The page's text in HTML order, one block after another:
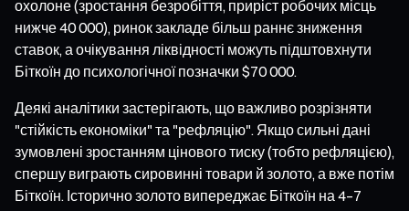
охолоне (зростання безробіття, приріст робочих місць
нижче 40 000), ринок закладе більш раннє зниження
ставок, а очікування ліквідності можуть підштовхнути
Біткоїн до психологічної позначки $70 000.
Деякі аналітики застерігають, що важливо розрізняти
"стійкість економіки" та "рефляцію". Якщо сильні дані
зумовлені зростанням цінового тиску (тобто рефляцією),
спершу виграють сировинні товари й золото, а вже потім
Біткоїн. Історично золото випереджає Біткоїн на 4–7